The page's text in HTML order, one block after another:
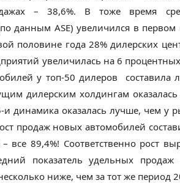
– 38,6%. В тоже время
данным ASE) увеличился в
половине года 28% дилерских
увеличилась на 6
у топ-50 дилеров составила
дилерским холдингам
динамика оказалась лучше, чем у
продаж новых автомобилей
– все 89,4%! Соответственно рост
показатель удельных
ниже, чем за тот же период